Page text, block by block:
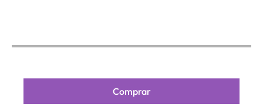
Comprar